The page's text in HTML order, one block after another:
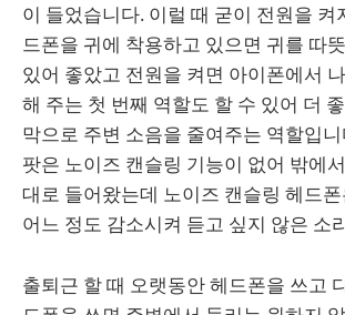
이 들었습니다. 이럴 때 굳이 전원을 켜
드폰을 귀에 착용하고 있으면 귀를 따
있어 좋았고 전원을 켜면 아이폰에서
해 주는 첫 번째 역할도 할 수 있어 더
막으로 주변 소음을 줄여주는 역할입
팟은 노이즈 캔슬링 기능이 없어 밖에
대로 들어왔는데 노이즈 캔슬링 헤드
어느 정도 감소시켜 듣고 싶지 않은 소
출퇴근 할 때 오랫동안 헤드폰을 쓰고